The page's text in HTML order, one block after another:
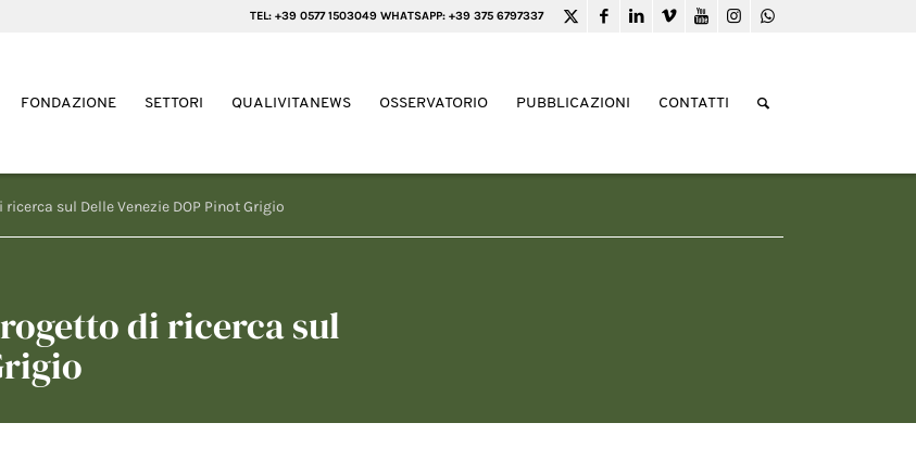
TEL: +39 0577 1503049 WHATSAPP: +39 375 6797337
FONDAZIONE SETTORI QUALIVITANEWS OSSERVATORIO PUBBLICAZIONI CONTATTI
sul Delle Venezie DOP Pinot Grigio
di ricerca sul